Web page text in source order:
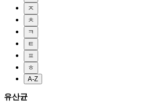
ㅈ
ㅊ
ㅋ
ㅌ
ㅍ
ㅎ
A-Z
유산균